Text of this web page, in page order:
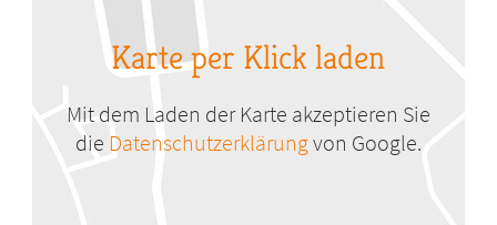
Karte per Klick laden
Mit dem Laden der Karte akzeptieren Sie
die Datenschutzerklärungvon Google.